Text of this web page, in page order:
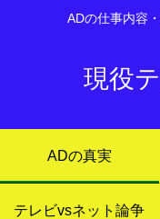
ADの仕事内容
現役
ADの真実
テレビvsネット論争